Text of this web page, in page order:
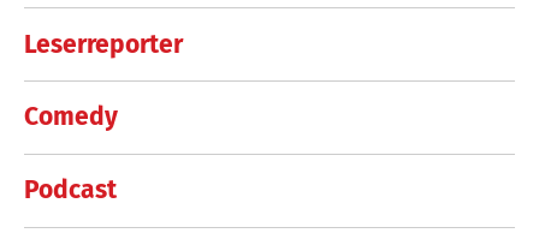
Leserreporter
Comedy
Podcast